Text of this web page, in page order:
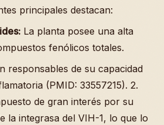
principales destacan:
La planta posee una alta
fenólicos totales.
responsables de su capacidad
(PMID: 33557215). 2.
de gran interés por su
la integrasa del VIH-1, lo que lo